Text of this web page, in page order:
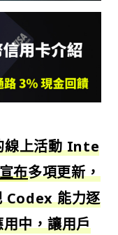
線上活動Inte
布多項更新，
Codex 能力逐
中，讓用戶